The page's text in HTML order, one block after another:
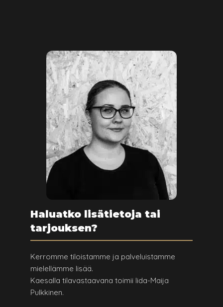
Haluatko lisätietoja tai
tarjouksen?
Kerromme tiloistamme ja palveluistamme
mielellämme lisää.
Kaesalla tilavastaavana toimii Iida-Maija
Pulkkinen.